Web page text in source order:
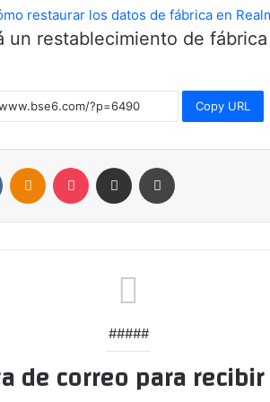
un restablecimiento de
Copy URL
VKontakteOdnoklassniki
Pocket Compartir por correo electrónico
#####
de correo para